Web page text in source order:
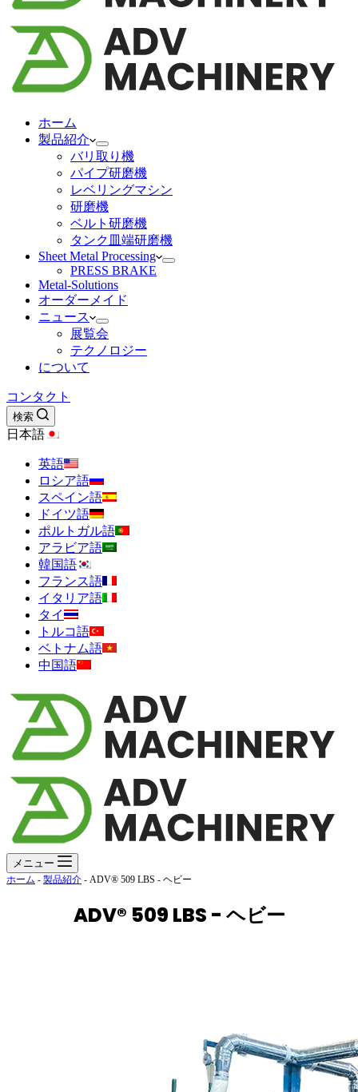
ホーム
製品紹介
バリ取り機
パイプ研磨機
レベリングマシン
研磨機
ベルト研磨機
タンク皿端研磨機
Sheet Metal Processing
PRESS BRAKE
Metal-Solutions
オーダーメイド
ニュース
展覧会
テクノロジー
について
コンタクト
検索
日本語
英語
ロシア語
スペイン語
ドイツ語
ポルトガル語
アラビア語
韓国語
フランス語
イタリア語
タイ
トルコ語
ベトナム語
中国語
メニュー
ホーム - 製品紹介 - ADV® 509 LBS - ヘビー
ADV® 509 LBS - ヘビー